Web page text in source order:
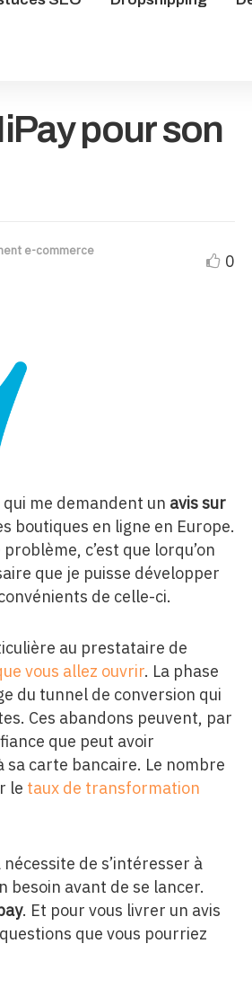
pour son
e-commerce
0
me demandent un avis sur
boutiques en ligne en Europe.
c’est que lorqu’on
que je puisse développer
de celle-ci.
au prestataire de
vous allez ouvrir. La phase
du tunnel de conversion qui
Ces abandons peuvent, par
que peut avoir
carte bancaire. Le nombre
le taux de transformation
de s’intéresser à
besoin avant de se lancer.
. Et pour vous livrer un avis
que vous pourriez